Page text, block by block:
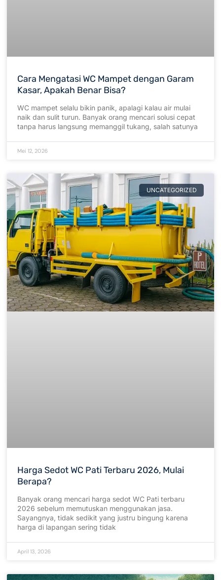
Cara Mengatasi WC Mampet dengan Garam
Kasar, Apakah Benar Bisa?
WC mampet selalu bikin panik, apalagi kalau air mulai
naik dan sulit turun. Banyak orang mencari solusi cepat
tanpa harus langsung memanggil tukang, salah satunya
Mei 12, 2026
UNCATEGORIZED
Harga Sedot WC Pati Terbaru 2026, Mulai
Berapa?
Banyak orang mencari harga sedot WC Pati terbaru
2026 sebelum memutuskan menggunakan jasa.
Sayangnya, tidak sedikit yang justru bingung karena
harga di lapangan sering tidak
April 13, 2026